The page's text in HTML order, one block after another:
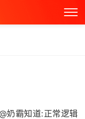
奶霸知道:正常逻辑